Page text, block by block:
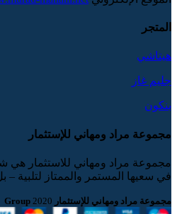
المتجر
هيتاشي
جليم غاز
بنكون
مجموعة مراد ومهاني للإستثمار
مجموعة مراد ومهاني للاستثمار هي
في سعيها المستمر والممتاز لتلبية –
مجموعة مراد ومهاني للإستثمار Group 2020